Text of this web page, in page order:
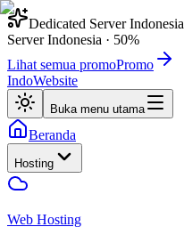
Dedicated Server Indonesia
Server Indonesia · 50%
Lihat semua promoPromo
IndoWebsite
Buka menu utama
Beranda
Hosting
Web Hosting